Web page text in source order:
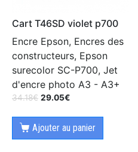
Cart T46SD violet p700
Encre Epson, Encres des
constructeurs, Epson
surecolor SC-P700, Jet
d'encre photo A3 - A3+
34.18€ 29.05€
Ajouter au panier